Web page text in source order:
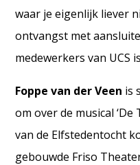
waar je eigenlijk liever
ontvangst met
medewerkers van UCS
Foppe van der Veen is
om over de musical ‘De
van de Elfstedentocht
gebouwde Friso